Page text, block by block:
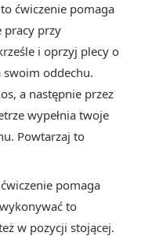
ćwiczenie pomaga
pracy przy
i oprzyj plecy o
swoim oddechu.
a następnie przez
wypełnia twoje
Powtarzaj to
pomaga
to
w pozycji stojącej.